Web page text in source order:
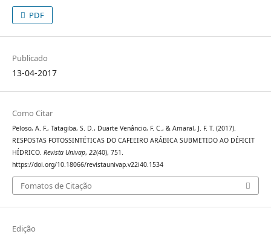
PDF
Publicado
13-04-2017
Como Citar
Peloso, A. F., Tatagiba, S. D., Duarte Venâncio, F. C., & Amaral, J. F. T. (2017).
RESPOSTAS FOTOSSINTÉTICAS DO CAFEEIRO ARÁBICA SUBMETIDO AO DÉFICIT
HÍDRICO. Revista Univap, 22(40), 751.
https://doi.org/10.18066/revistaunivap.v22i40.1534
Fomatos de Citação
Edição